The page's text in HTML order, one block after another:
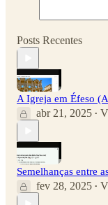
Posts Recentes
A Igreja em Éfeso
abr 21, 2025 •
Semelhanças entre
fev 28, 2025 •